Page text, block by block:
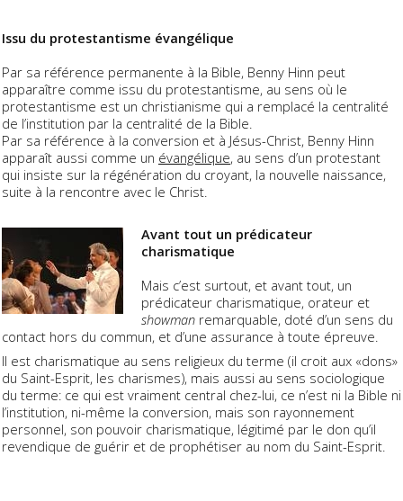
Issu du protestantisme évangélique
Par sa référence permanente à la Bible, Benny Hinn peut
apparaître comme issu du protestantisme, au sens où le
protestantisme est un christianisme qui a remplacé la centralité
de l’institution par la centralité de la Bible.
Par sa référence à la conversion et à Jésus-Christ, Benny Hinn
apparaît aussi comme un évangélique, au sens d’un protestant
qui insiste sur la régénération du croyant, la nouvelle naissance,
suite à la rencontre avec le Christ.
Avant tout un prédicateur
charismatique
Mais c’est surtout, et avant tout, un
prédicateur charismatique, orateur et
showman remarquable, doté d’un sens du
contact hors du commun, et d’une assurance à toute épreuve.
Il est charismatique au sens religieux du terme (il croit aux «dons»
du Saint-Esprit, les charismes), mais aussi au sens sociologique
du terme: ce qui est vraiment central chez-lui, ce n’est ni la Bible ni
l’institution, ni-même la conversion, mais son rayonnement
personnel, son pouvoir charismatique, légitimé par le don qu’il
revendique de guérir et de prophétiser au nom du Saint-Esprit.